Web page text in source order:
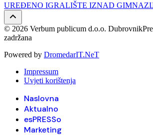
UREĐENO IGRALIŠTE IZNAD
© 2026 Verbum publicum d.o.o.
zadržana
Powered by DromedarIT.NeT
Impressum
Uvjeti korištenja
Naslovna
Aktualno
esPRESSo
Marketing